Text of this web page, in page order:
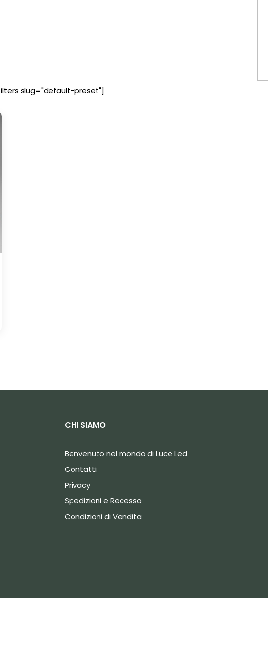
slug="default-preset"]
CHI SIAMO
Benvenuto nel mondo di Luce Led
Contatti
Privacy
Spedizioni e Recesso
Condizioni di Vendita